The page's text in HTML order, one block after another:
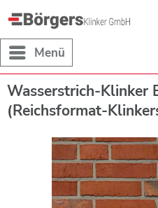
Menü
Wasserstrich-Klinker
(Reichsformat-